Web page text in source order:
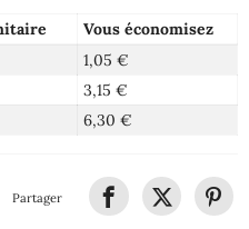
Vous économisez
1,05 €
3,15 €
6,30 €
Partager